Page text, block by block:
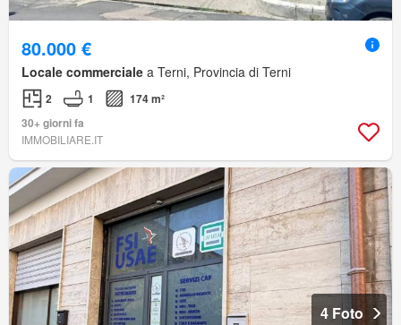
80.000 €
Locale commerciale a Terni, Provincia di Terni
2 1
174 m²
30+ giorni fa
IMMOBILIARE.IT
4 Foto